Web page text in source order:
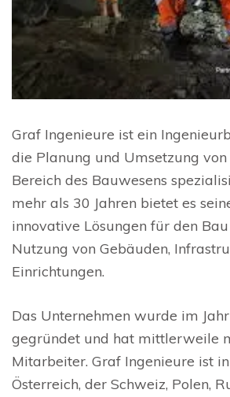
Graf Ingenieure ist ein
die Planung und Umsetzung
Bereich des Bauwesens
mehr als 30 Jahren bietet es
innovative Lösungen für den
Nutzung von Gebäuden,
Einrichtungen.
Das Unternehmen wurde im
gegründet und hat mittlerweile
Mitarbeiter. Graf Ingenieure ist
Österreich, der Schweiz, Polen,